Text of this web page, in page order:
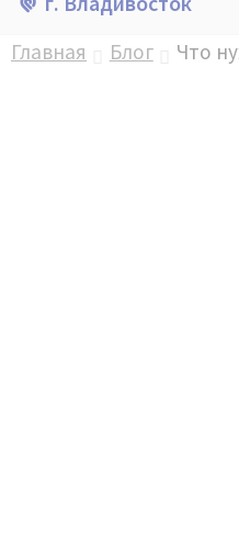
Главная Блог Что